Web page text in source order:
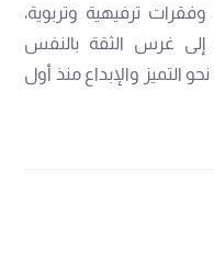
ترفيهية وتربوية،
غرس الثقة بالنفس
التميز والإبداع منذ أول